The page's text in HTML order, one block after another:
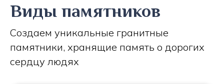
Виды памятников
Создаем уникальные гранитные
памятники, хранящие память о дорогих
сердцу людях